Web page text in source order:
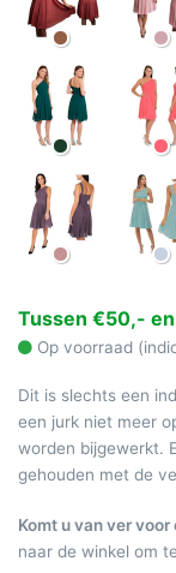
Tussen €50,-
Op voorraad
Dit is slechts een
een jurk niet meer
worden bijgewerkt.
gehouden met de
Komt u van ver
naar de winkel om